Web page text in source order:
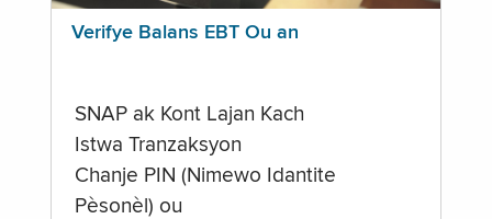
Verifye Balans EBT Ou an
SNAP ak Kont Lajan Kach
Istwa Tranzaksyon
Chanje PIN (Nimewo Idantite
Pèsonèl) ou